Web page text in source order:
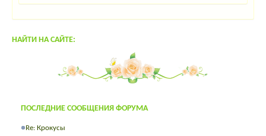
НАЙТИ НА САЙТЕ:
ПОСЛЕДНИЕ СООБЩЕНИЯ ФОРУМА
Re: Крокусы